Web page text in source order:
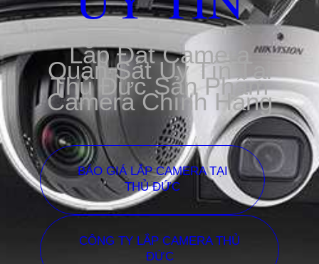
Lắp Đặt Camera
Quan Sát Uy Tín Tại
Thủ Đức Sản Phẩm
Camera Chính Hãng
BÁO GIÁ LẮP CAMERA TẠI
THỦ ĐỨC
CÔNG TY LẮP CAMERA THỦ
ĐỨC